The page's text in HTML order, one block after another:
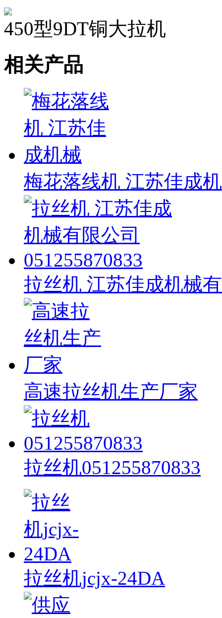
450型9DT铜大拉机
相关产品
梅花落线机 江苏佳成
拉丝机 江苏佳成机械
高速拉丝机生产厂家
拉丝机051255870833
拉丝机jcjx-24DA